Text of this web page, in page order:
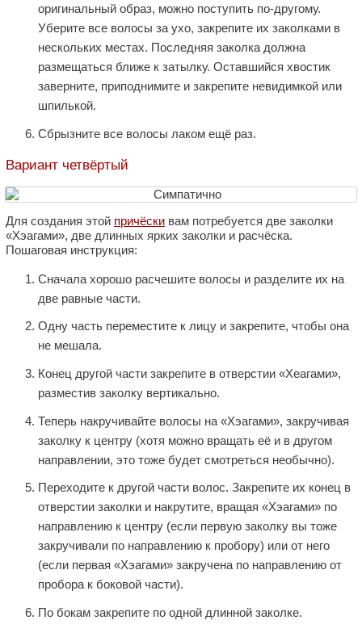
оригинальный образ, можно поступить по-другому.
Уберите все волосы за ухо, закрепите их заколками в
нескольких местах. Последняя заколка должна
размещаться ближе к затылку. Оставшийся хвостик
заверните, приподнимите и закрепите невидимкой или
шпилькой.
Сбрызните все волосы лаком ещё раз.
Вариант четвёртый
Для создания этой причёски вам потребуется две заколки
«Хэагами», две длинных ярких заколки и расчёска.
Пошаговая инструкция:
Сначала хорошо расчешите волосы и разделите их на
две равные части.
Одну часть переместите к лицу и закрепите, чтобы она
не мешала.
Конец другой части закрепите в отверстии «Хеагами»,
разместив заколку вертикально.
Теперь накручивайте волосы на «Хэагами», закручивая
заколку к центру (хотя можно вращать её и в другом
направлении, это тоже будет смотреться необычно).
Переходите к другой части волос. Закрепите их конец в
отверстии заколки и накрутите, вращая «Хэагами» по
направлению к центру (если первую заколку вы тоже
закручивали по направлению к пробору) или от него
(если первая «Хэагами» закручена по направлению от
пробора к боковой части).
По бокам закрепите по одной длинной заколке.